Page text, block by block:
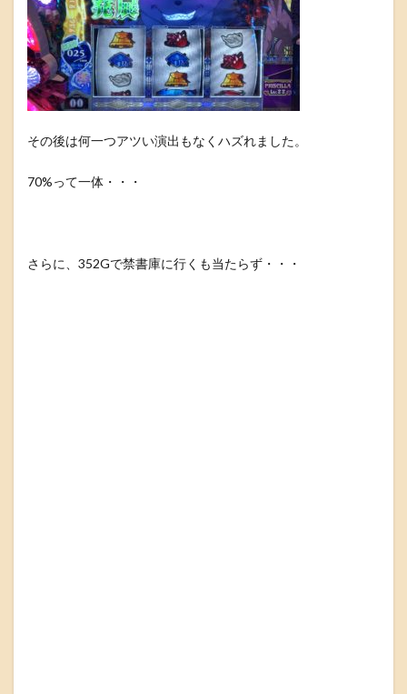
その後は何一つアツい演出もなくハズれました。
70%って一体・・・
さらに、352Gで禁書庫に行くも当たらず・・・